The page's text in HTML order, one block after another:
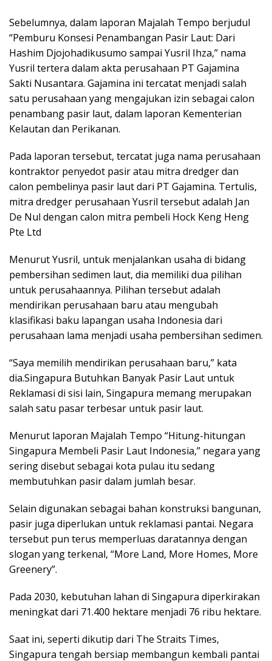
Sebelumnya, dalam laporan Majalah Tempo berjudul
“Pemburu Konsesi Penambangan Pasir Laut: Dari
Hashim Djojohadikusumo sampai Yusril Ihza,” nama
Yusril tertera dalam akta perusahaan PT Gajamina
Sakti Nusantara. Gajamina ini tercatat menjadi salah
satu perusahaan yang mengajukan izin sebagai calon
penambang pasir laut, dalam laporan Kementerian
Kelautan dan Perikanan.
Pada laporan tersebut, tercatat juga nama perusahaan
kontraktor penyedot pasir atau mitra dredger dan
calon pembelinya pasir laut dari PT Gajamina. Tertulis,
mitra dredger perusahaan Yusril tersebut adalah Jan
De Nul dengan calon mitra pembeli Hock Keng Heng
Pte Ltd
Menurut Yusril, untuk menjalankan usaha di bidang
pembersihan sedimen laut, dia memiliki dua pilihan
untuk perusahaannya. Pilihan tersebut adalah
mendirikan perusahaan baru atau mengubah
klasifikasi baku lapangan usaha Indonesia dari
perusahaan lama menjadi usaha pembersihan sedimen.
“Saya memilih mendirikan perusahaan baru,” kata
dia.Singapura Butuhkan Banyak Pasir Laut untuk
Reklamasi di sisi lain, Singapura memang merupakan
salah satu pasar terbesar untuk pasir laut.
Menurut laporan Majalah Tempo “Hitung-hitungan
Singapura Membeli Pasir Laut Indonesia,” negara yang
sering disebut sebagai kota pulau itu sedang
membutuhkan pasir dalam jumlah besar.
Selain digunakan sebagai bahan konstruksi bangunan,
pasir juga diperlukan untuk reklamasi pantai. Negara
tersebut pun terus memperluas daratannya dengan
slogan yang terkenal, “More Land, More Homes, More
Greenery”.
Pada 2030, kebutuhan lahan di Singapura diperkirakan
meningkat dari 71.400 hektare menjadi 76 ribu hektare.
Saat ini, seperti dikutip dari The Straits Times,
Singapura tengah bersiap membangun kembali pantai